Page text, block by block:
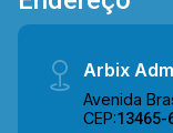
Arbix
Avenida
CEP:13465-